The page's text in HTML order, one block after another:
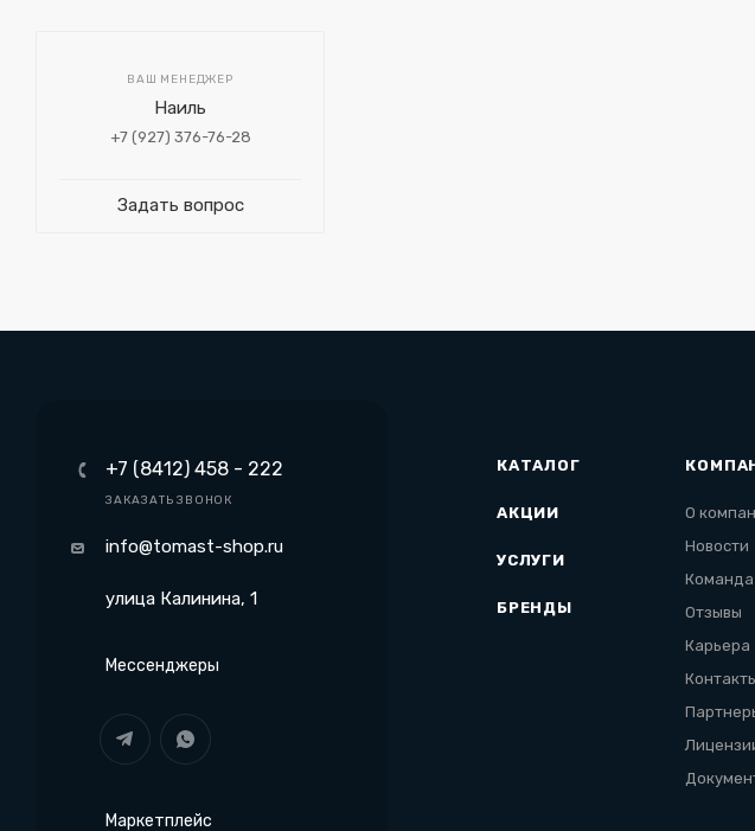
ВАШ МЕНЕДЖЕР
Наиль
+7 (927) 376-76-28
Задать вопрос
+7 (8412) 458 - 222
ЗАКАЗАТЬ ЗВОНОК
info@tomast-shop.ru
улица Калинина, 1
Мессенджеры
Маркетплейс
КАТАЛОГ
АКЦИИ
УСЛУГИ
БРЕНДЫ
О
Новости
Команда
Отзывы
Карьера